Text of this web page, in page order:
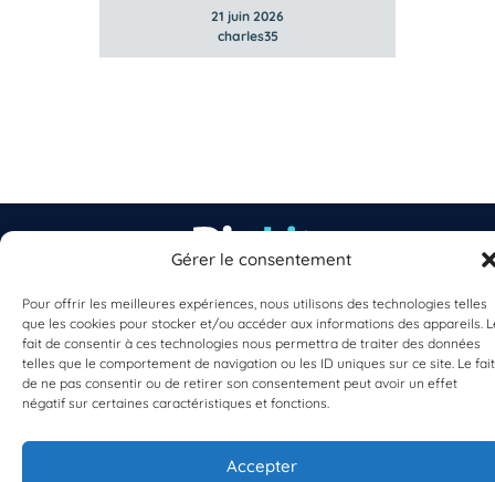
Gérer le consentement
Pour offrir les meilleures expériences, nous utilisons des technologies telles
que les cookies pour stocker et/ou accéder aux informations des appareils.
fait de consentir à ces technologies nous permettra de traiter des données
telles que le comportement de navigation ou les ID uniques sur ce site. Le fait
de ne pas consentir ou de retirer son consentement peut avoir un effet
négatif sur certaines caractéristiques et fonctions.
Accepter
21 juin 2026
charles35
EST UN PROGRAMME DE
S'INSCRIRE À LA NEWSLETTER